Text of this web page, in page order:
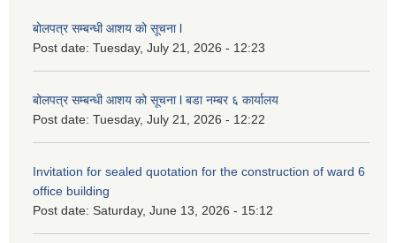
बोलपत्र सम्बन्धी आशय को सूचना l
Post date: Tuesday, July 21, 2026 - 12:23
बोलपत्र सम्बन्धी आशय को सूचना l बडा नम्बर ६ कार्यालय
Post date: Tuesday, July 21, 2026 - 12:22
Invitation for sealed quotation for the construction of ward 6
office building
Post date: Saturday, June 13, 2026 - 15:12